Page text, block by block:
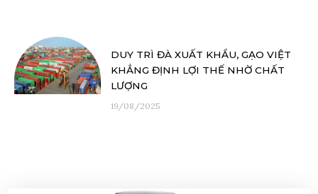
DUY TRÌ ĐÀ XUẤT KHẨU, GẠO VIỆT
KHẲNG ĐỊNH LỢI THẾ NHỜ CHẤT
LƯỢNG
19/08/2025